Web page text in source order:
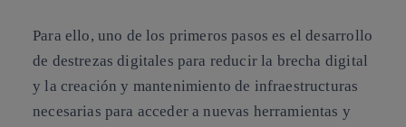
Para ello, uno de los primeros pasos es el desarrollo
de destrezas digitales para reducir la brecha digital
y la creación y mantenimiento de infraestructuras
necesarias para acceder a nuevas herramientas y